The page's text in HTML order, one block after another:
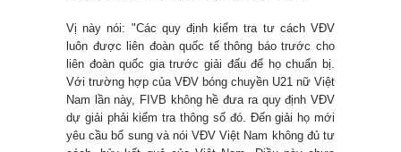
Vị này nói: "Các quy định kiểm tra tư cách VĐV
luôn được liên đoàn quốc tế thông báo trước cho
liên đoàn quốc gia trước giải đấu để họ chuẩn bị.
Với trường hợp của VĐV bóng chuyền U21 nữ Việt
Nam lần này, FIVB không hề đưa ra quy định VĐV
dự giải phải kiểm tra thông số đó. Đến giải họ mới
yêu cầu bổ sung và nói VĐV Việt Nam không đủ tư